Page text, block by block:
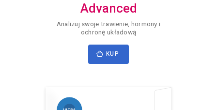
Advanced
Analizuj swoje trawienie, hormony i
ochronę układową
KUP